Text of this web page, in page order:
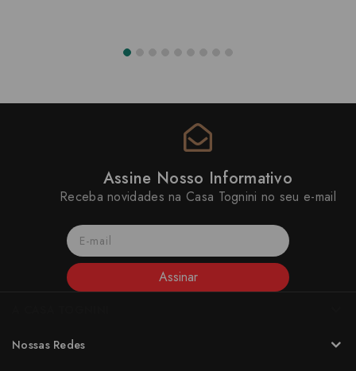
Assine Nosso Informativo
Receba novidades na Casa Tognini no seu e-mail
Assinar
Nossas Redes